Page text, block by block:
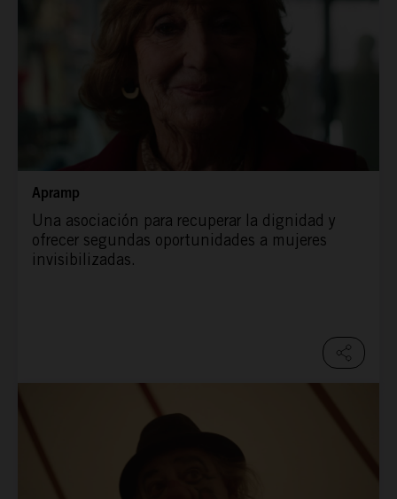
Apramp
Una asociación para recuperar la dignidad y
ofrecer segundas oportunidades a mujeres
invisibilizadas.